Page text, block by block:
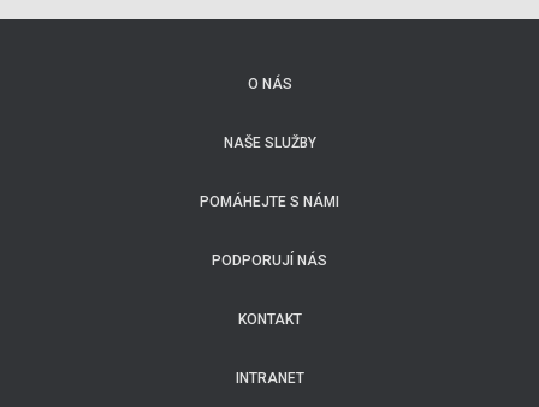
O NÁS
NAŠE SLUŽBY
POMÁHEJTE S NÁMI
PODPORUJÍ NÁS
KONTAKT
INTRANET